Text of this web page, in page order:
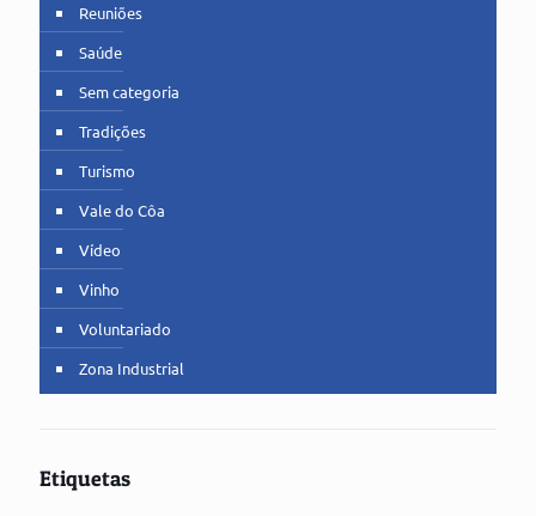
Reuniões
Saúde
Sem categoria
Tradições
Turismo
Vale do Côa
Vídeo
Vinho
Voluntariado
Zona Industrial
Etiquetas